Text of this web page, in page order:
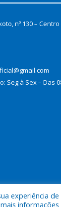
nº 130 – Centro
Seg à Sex – Das
a Prefeitura
experiência